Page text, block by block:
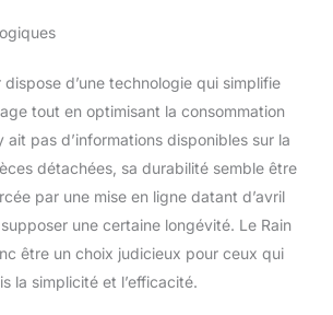
d’une technologie qui simplifie
tout en optimisant la consommation
ait pas d’informations disponibles sur la
détachées, sa durabilité semble être
par une mise en ligne datant d’avril
une certaine longévité. Le Rain
être un choix judicieux pour ceux qui
la simplicité et l’efficacité.